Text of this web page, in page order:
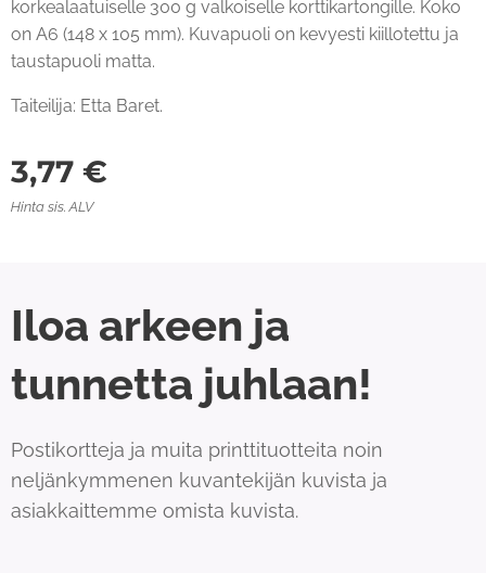
korkealaatuiselle 300 g valkoiselle korttikartongille. Koko
on A6 (148 x 105 mm). Kuvapuoli on kevyesti kiillotettu ja
taustapuoli matta.
Taiteilija: Etta Baret.
3,77 €
Hinta sis. ALV
Iloa arkeen ja
tunnetta juhlaan!
Postikortteja ja muita printtituotteita noin
neljänkymmenen kuvantekijän kuvista ja
asiakkaittemme omista kuvista.